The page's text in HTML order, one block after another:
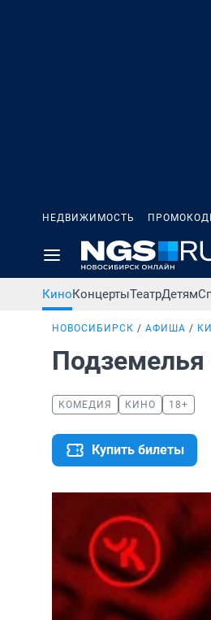
НЕДВИЖИМОСТЬ
КиноКонцертыТеатрДетям
НОВОСИБИРСК АФИША
Подземелья
КОМЕДИЯ КИНО 18+
Купить билеты